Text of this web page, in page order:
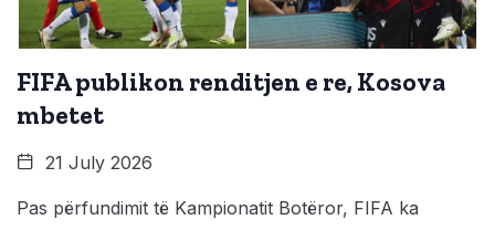
FIFA publikon renditjen e re, Kosova
mbetet
21 July 2026
Pas përfundimit të Kampionatit Botëror, FIFA ka